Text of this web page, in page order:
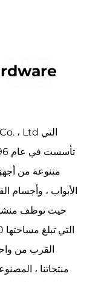
متنوعة من
الأبواب ، وأجسام
القرب من
منتجاتنا ،